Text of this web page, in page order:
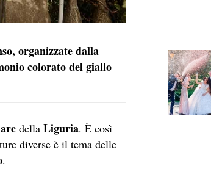
organizzate dalla
colorato del giallo
della Liguria. È così
diverse è il tema delle
.